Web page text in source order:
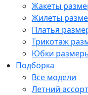
Жакеты
Жилеты
Платья
Трикотаж
Юбки
Подборка
Все модели
Летний